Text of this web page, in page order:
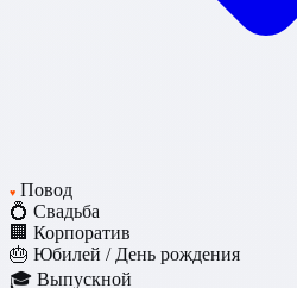
♥ Повод
💍 Свадьба
🏢 Корпоратив
🎂 Юбилей / День рождения
🎓 Выпускной